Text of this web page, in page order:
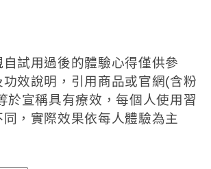
試用過後的體驗心得僅供參
效說明，引用商品或官網(含粉
於宣稱具有療效，每個人使用習
，實際效果依每人體驗為主